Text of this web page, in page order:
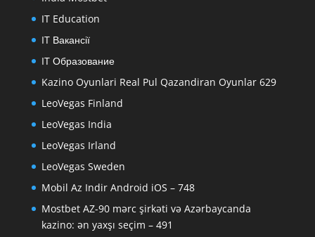
IT Education
IT Вакансії
IT Образование
Kazino Oyunlari Real Pul Qazandiran Oyunlar 629
LeoVegas Finland
LeoVegas India
LeoVegas Irland
LeoVegas Sweden
Mobil Az Indir Android iOS – 748
Mostbet AZ-90 mərc şirkəti və Azərbaycanda
kazino: ən yaxşı seçim – 491